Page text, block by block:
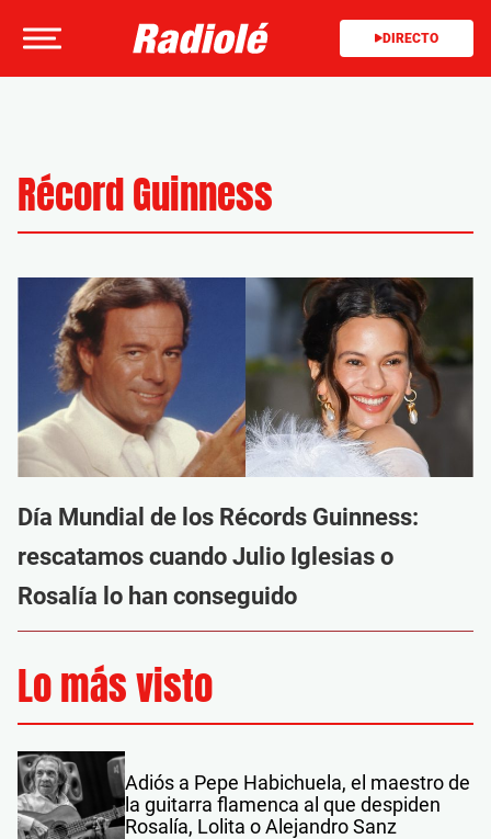
DIRECTO
Récord Guinness
Día Mundial de los Récords Guinness:
rescatamos cuando Julio Iglesias o
Rosalía lo han conseguido
Lo más visto
Adiós a Pepe Habichuela, el maestro de
la guitarra flamenca al que despiden
Rosalía, Lolita o Alejandro Sanz